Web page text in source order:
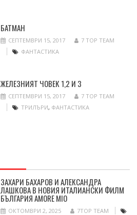
БАТМАН
СЕПТЕМВРИ 15, 2017
7 TOP TEAM
ФАНТАСТИКА
ЖЕЛЕЗНИЯТ ЧОВЕК 1,2 И 3
СЕПТЕМВРИ 15, 2017
7 TOP TEAM
ТРИЛЪРИ, ФАНТАСТИКА
ЗАХАРИ БАХАРОВ И АЛЕКСАНДРА
ЛАШКОВА В НОВИЯ ИТАЛИАНСКИ ФИЛМ
БЪЛГАРИЯ AMORE MIO
ОКТОМВРИ 2, 2025
7TOP TEAM